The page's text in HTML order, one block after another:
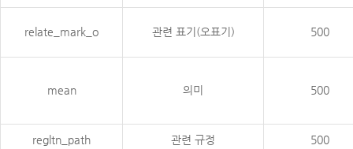
relate_mark_o 관련 표기(오표기) 500
mean 의미 500
regltn_path 관련 규정 500